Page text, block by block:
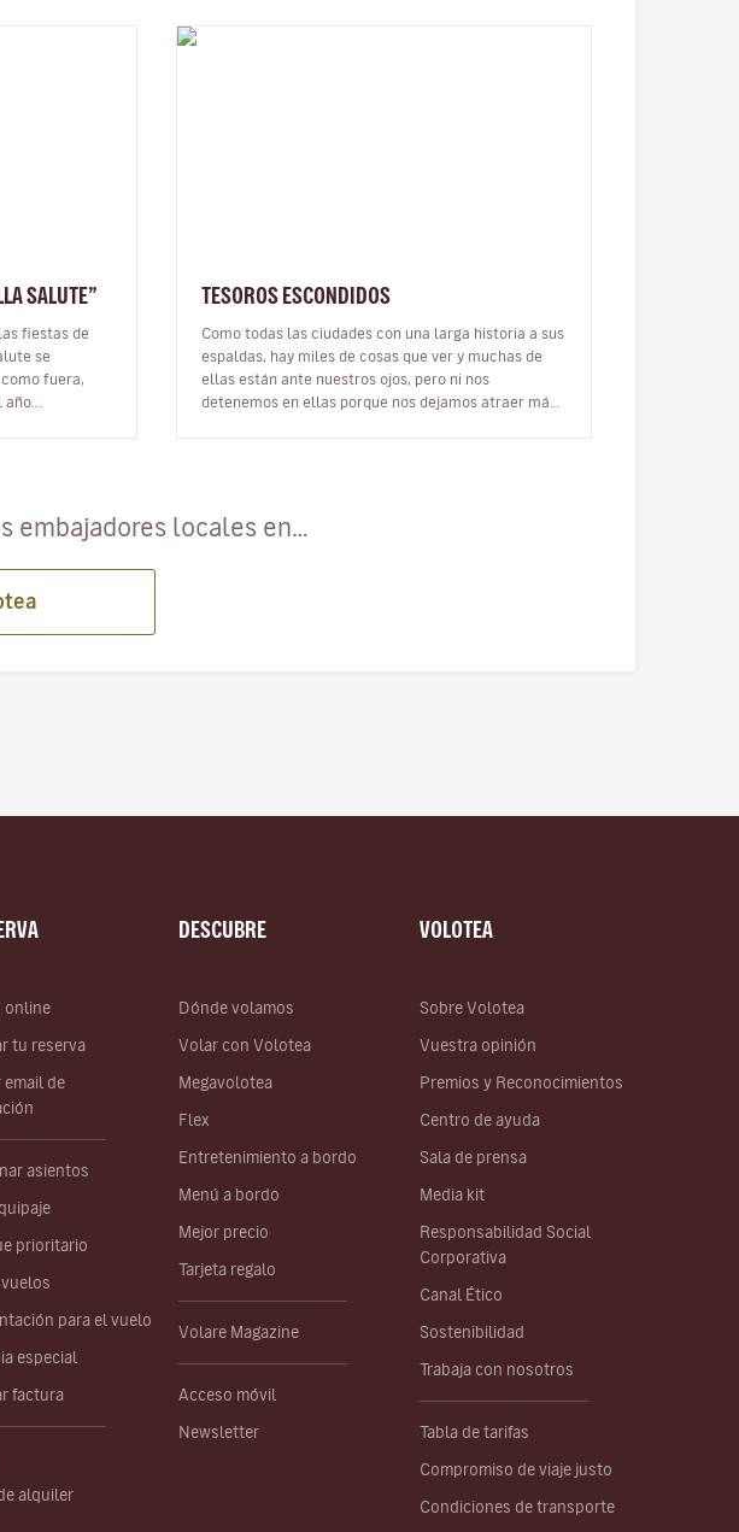
SALUTE”
fiestas de
se
fuera,
TESOROS ESCONDIDOS
Como todas las ciudades con una larga historia a sus
espaldas, hay miles de cosas que ver y muchas de
ellas están ante nuestros ojos, pero ni nos
detenemos en ellas porque nos dejamos atraer más
embajadores locales en…
online
tu reserva
email de
asientos
prioritario
vuelos
para el vuelo
especial
factura
alquiler
DESCUBRE
Dónde volamos
Volar con Volotea
Megavolotea
Flex
Entretenimiento a bordo
Menú a bordo
Mejor precio
Tarjeta regalo
Volare Magazine
Acceso móvil
Newsletter
VOLOTEA
Sobre Volotea
Vuestra opinión
Premios y Reconocimientos
Centro de ayuda
Sala de prensa
Media kit
Responsabilidad Social
Corporativa
Canal Ético
Sostenibilidad
Trabaja con nosotros
Tabla de tarifas
Compromiso de viaje justo
Condiciones de transporte